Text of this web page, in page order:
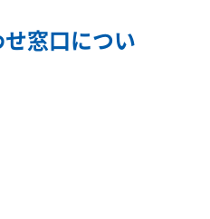
窓口につい